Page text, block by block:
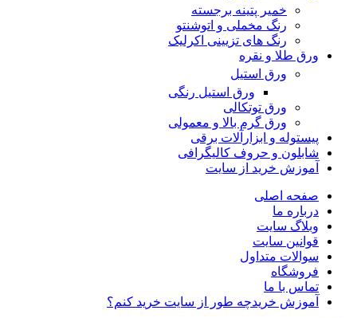
خمیر پتینه برجسته
رنگ مخملی و اتوشنتو
رنگ های تزیینی اکرلیک
ورق طلا و نقره
ورق استیل
ورق استیل رنگی
ورق توتکالی
ورق گرم بالا و معمولی
پیستوله و ابزارآلات برقی
شابلون و حروف کالیگرافی
آموزش خرید از سایت
صفحه اصلی
درباره ما
وبلاگ سایت
قوانین سایت
سوالات متداول
فروشگاه
تماس با ما
آموزش خریدچه طور از سایت خرید کنم؟